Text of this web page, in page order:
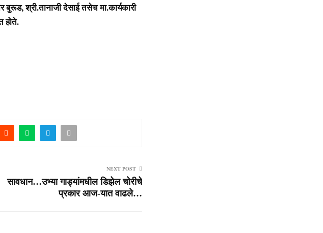
श्री.तानाजी देसाई तसेच मा.कार्यकारी
होते.
NEXT POST
सावधान…उभ्या गाड्यांमधील डिझेल चोरीचे
प्रकार आज-यात वाढले…